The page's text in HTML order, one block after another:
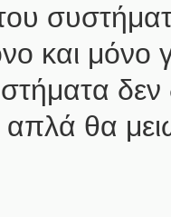
του
και
δεν
απλά θα